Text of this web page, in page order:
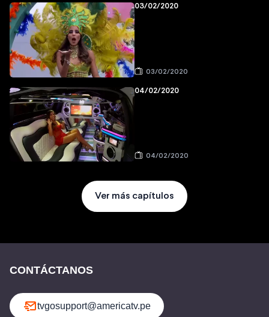
03/02/2020
03/02/2020
04/02/2020
04/02/2020
Ver más capítulos
CONTÁCTANOS
tvgosupport@americatv.pe